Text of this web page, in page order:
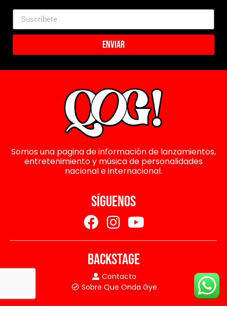
Enviar
Somos una pagina de información de lanzamientos,
entretenimiento y música de personalidades
nacional e internacional.
SÍGUENOS
BACKSTAGE
Contacto
Sobre Que Onda Gye